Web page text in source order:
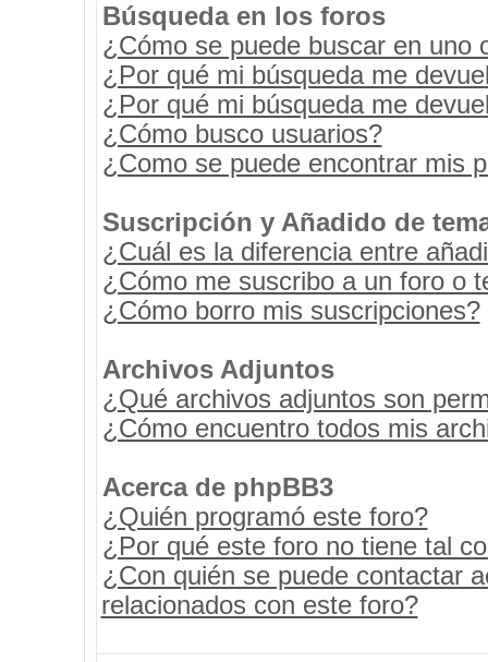
Búsqueda en los foros
¿Cómo se puede buscar en uno
¿Por qué mi búsqueda me
¿Por qué mi búsqueda me
¿Cómo busco usuarios?
¿Como se puede encontrar mis
Suscripción y Añadido de
¿Cuál es la diferencia entre
¿Cómo me suscribo a un foro o
¿Cómo borro mis suscripciones?
Archivos Adjuntos
¿Qué archivos adjuntos son
¿Cómo encuentro todos mis
Acerca de phpBB3
¿Quién programó este foro?
¿Por qué este foro no tiene tal
¿Con quién se puede contactar
relacionados con este foro?